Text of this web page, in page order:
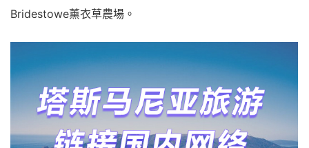
Bridestowe薰衣草農場。